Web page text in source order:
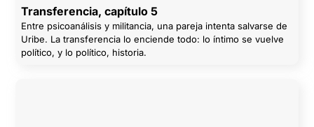
Transferencia, capítulo 5
Entre psicoanálisis y militancia, una pareja intenta salvarse de
Uribe. La transferencia lo enciende todo: lo íntimo se vuelve
político, y lo político, historia.